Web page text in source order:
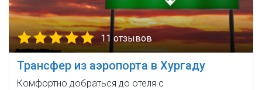
11 отзывов
Трансфер из аэропорта в Хургаду
Комфортно добраться до отеля с